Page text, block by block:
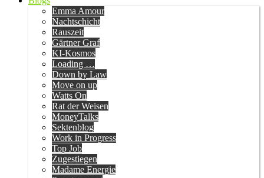
Emma Amour
Nachtschicht
Rauszeit
Gärtner Graf
KI-Kosmos
Loading …
Down by Law
Move on up
Watts On
Rat der Weisen
MoneyTalks
Sektenblog
Work in Progress
Top Job
Zugestiegen
Madame Energie